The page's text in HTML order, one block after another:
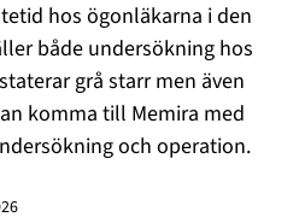
hos ögonläkarna i den
både undersökning hos
grå starr men även
komma till Memira med
och operation.